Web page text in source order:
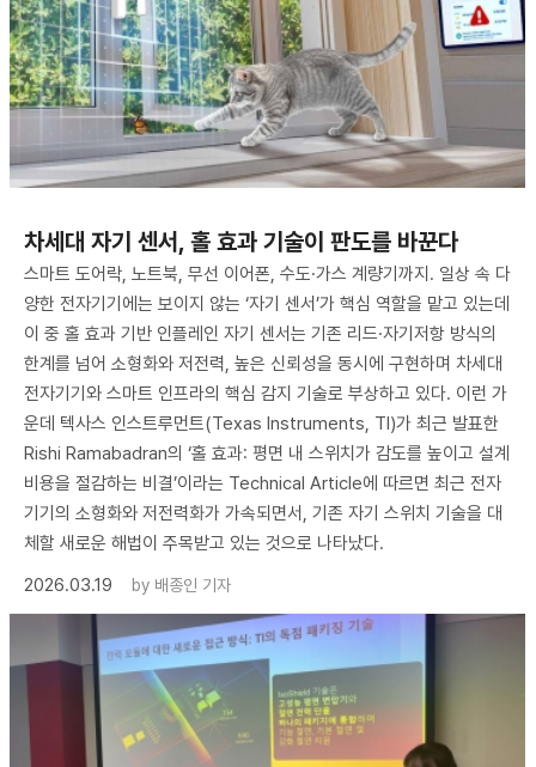
차세대 자기 센서, 홀 효과 기술이 판도를 바꾼다
스마트 도어락, 노트북, 무선 이어폰, 수도·가스 계량기까지. 일상 속 다
양한 전자기기에는 보이지 않는 ‘자기 센서’가 핵심 역할을 맡고 있는데
이 중 홀 효과 기반 인플레인 자기 센서는 기존 리드·자기저항 방식의
한계를 넘어 소형화와 저전력, 높은 신뢰성을 동시에 구현하며 차세대
전자기기와 스마트 인프라의 핵심 감지 기술로 부상하고 있다. 이런 가
운데 텍사스 인스트루먼트(Texas Instruments, TI)가 최근 발표한
Rishi Ramabadran의 ‘홀 효과: 평면 내 스위치가 감도를 높이고 설계
비용을 절감하는 비결’이라는 Technical Article에 따르면 최근 전자
기기의 소형화와 저전력화가 가속되면서, 기존 자기 스위치 기술을 대
체할 새로운 해법이 주목받고 있는 것으로 나타났다.
2026.03.19
by 배종인 기자